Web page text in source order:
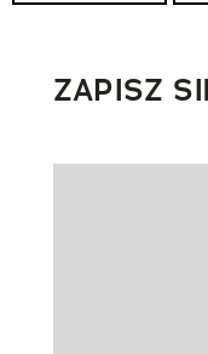
ZAPISZ